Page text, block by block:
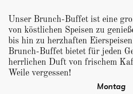
Unser Brunch-Buffet ist eine
von köstlichen Speisen zu
bis hin zu herzhaften
Brunch-Buffet bietet für jeden
herrlichen Duft von frischem
Weile vergessen!
Montag